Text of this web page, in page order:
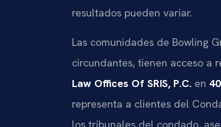
resultados pueden variar.
Las comunidades de Bowling
circundantes, tienen acceso a
Law Offices Of SRIS, P.C. en
representa a clientes del
los tribunales del condado,